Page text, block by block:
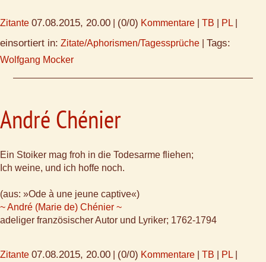
Zitante 07.08.2015, 20.00 (0/0) Kommentare TB PL
einsortiert in: Zitate/Aphorismen/Tagessprüche Tags:
Wolfgang Mocker
André Chénier
Ein Stoiker mag froh in die Todesarme fliehen;
Ich weine, und ich hoffe noch.
(aus: »Ode à une jeune captive«)
~ André (Marie de) Chénier ~
adeliger französischer Autor und Lyriker; 1762-1794
Zitante 07.08.2015, 20.00 (0/0) Kommentare TB PL